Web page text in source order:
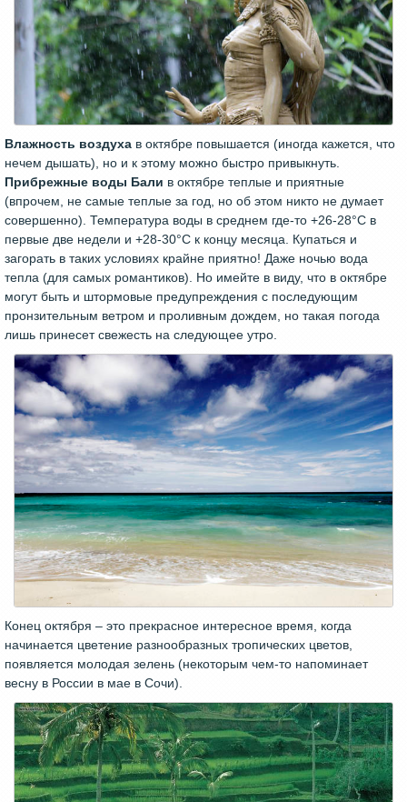
Влажность воздуха в октябре повышается (иногда кажется, что
нечем дышать), но и к этому можно быстро привыкнуть.
Прибрежные воды Бали в октябре теплые и приятные
(впрочем, не самые теплые за год, но об этом никто не думает
совершенно). Температура воды в среднем где-то +26-28°C в
первые две недели и +28-30°C к концу месяца. Купаться и
загорать в таких условиях крайне приятно! Даже ночью вода
тепла (для самых романтиков). Но имейте в виду, что в октябре
могут быть и штормовые предупреждения с последующим
пронзительным ветром и проливным дождем, но такая погода
лишь принесет свежесть на следующее утро.
Конец октября – это прекрасное интересное время, когда
начинается цветение разнообразных тропических цветов,
появляется молодая зелень (некоторым чем-то напоминает
весну в России в мае в Сочи).